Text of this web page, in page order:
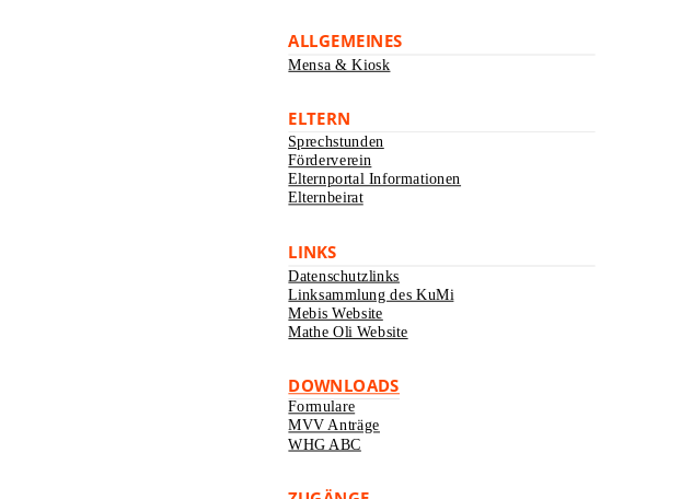
ALLGEMEINES
Mensa & Kiosk
ELTERN
Sprechstunden
Förderverein
Elternportal Informationen
Elternbeirat
LINKS
Datenschutzlinks
Linksammlung des KuMi
Mebis Website
Mathe Oli Website
DOWNLOADS
Formulare
MVV Anträge
WHG ABC